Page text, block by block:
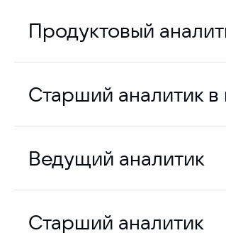
Продуктовый
Старший аналитик
Ведущий аналитик
Старший аналитик